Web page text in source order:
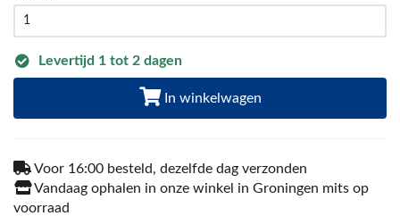
Levertijd 1 tot 2 dagen
In winkelwagen
Voor 16:00 besteld, dezelfde dag verzonden
Vandaag ophalen in onze winkel in Groningen mits op
voorraad